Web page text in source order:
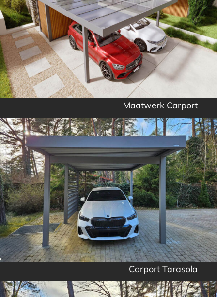
Maatwerk Carport
Carport Tarasola